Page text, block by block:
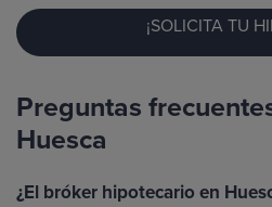
¡SOLICITA TU
Preguntas
Huesca
¿El bróker hipotecario en